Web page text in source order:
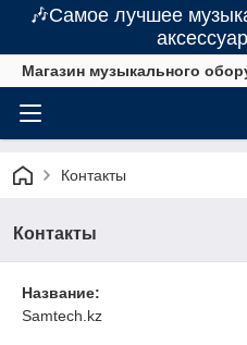
🎶Самое лучшее
Магазин музыкального
Контакты
Контакты
Название:
Samtech.kz